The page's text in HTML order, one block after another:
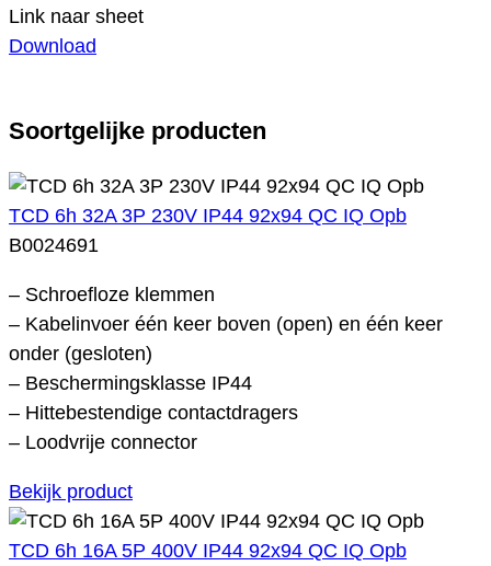
Link naar sheet
Download
Soortgelijke producten
TCD 6h 32A 3P 230V IP44 92x94 QC IQ Opb
B0024691
– Schroefloze klemmen
– Kabelinvoer één keer boven (open) en één keer
onder (gesloten)
– Beschermingsklasse IP44
– Hittebestendige contactdragers
– Loodvrije connector
Bekijk product
TCD 6h 16A 5P 400V IP44 92x94 QC IQ Opb